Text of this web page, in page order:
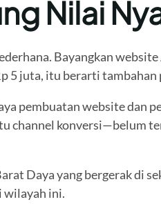
Nilai
Bayangkan
5 juta, itu berarti
pembuatan website dan
channel konversi—belum
Daya yang bergerak di
wilayah ini.